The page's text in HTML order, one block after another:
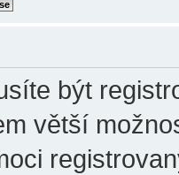
být
větší